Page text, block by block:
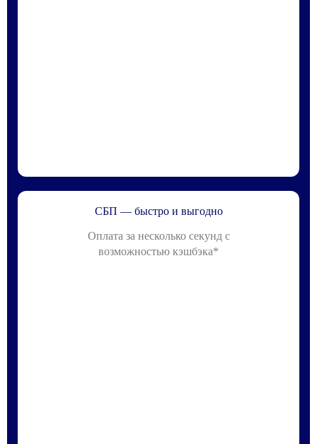
СБП — быстро и выгодно
Оплата за несколько секунд с
возможностью кэшбэка*